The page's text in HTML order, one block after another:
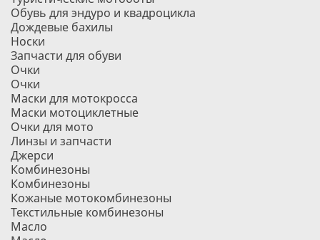
Обувь для эндуро и квадроцикла
Дождевые бахилы
Носки
Запчасти для обуви
Очки
Очки
Маски для мотокросса
Маски мотоциклетные
Очки для мото
Линзы и запчасти
Джерси
Комбинезоны
Комбинезоны
Кожаные мотокомбинезоны
Текстильные комбинезоны
Масло